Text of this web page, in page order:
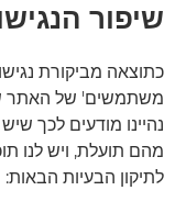
שיפור
כתוצאה מביקורת
משתמשים' של האתר
נהיינו מודעים לכך
מהם תועלת, ויש לנו
לתיקון הבעיות הבאות: